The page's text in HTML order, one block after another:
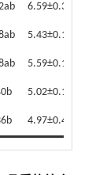
6.59±0.35b
5.43±0.11c
5.59±0.15c
5.02±0.16d
4.97±0.44d